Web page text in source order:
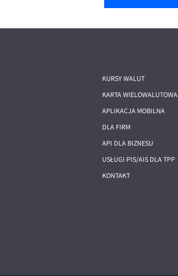
KURSY WALUT
KARTA WIELOWALUTOWA
APLIKACJA MOBILNA
DLA FIRM
API DLA BIZNESU
USŁUGI PIS/AIS DLA TPP
KONTAKT